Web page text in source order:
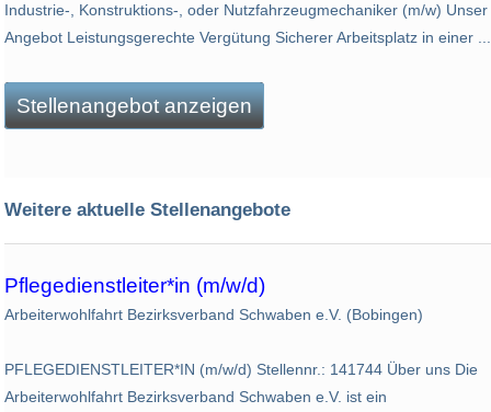
Industrie-, Konstruktions-, oder Nutzfahrzeugmechaniker (m/w) Unser
Angebot Leistungsgerechte Vergütung Sicherer Arbeitsplatz in einer ...
Stellenangebot anzeigen
Weitere aktuelle Stellenangebote
Pflegedienstleiter*in (m/w/d)
Arbeiterwohlfahrt Bezirksverband Schwaben e.V. (Bobingen)
PFLEGEDIENSTLEITER*IN (m/w/d) Stellennr.: 141744 Über uns Die
Arbeiterwohlfahrt Bezirksverband Schwaben e.V. ist ein